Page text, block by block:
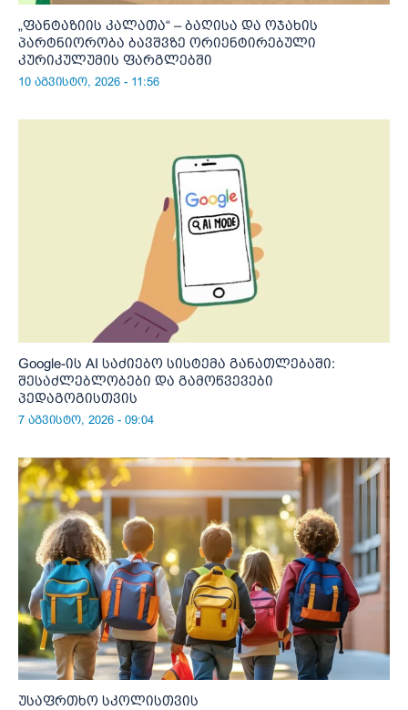
„ფანტაზიის კალათა“ – ბაღისა და ოჯახის
პარტნიორობა ბავშვზე ორიენტირებული
კურიკულუმის ფარგლებში
10 აგვისტო, 2026 - 11:56
Google-ის AI საძიებო სისტემა განათლებაში:
შესაძლებლობები და გამოწვევები
პედაგოგისთვის
7 აგვისტო, 2026 - 09:04
უსაფრთხო სკოლისთვის